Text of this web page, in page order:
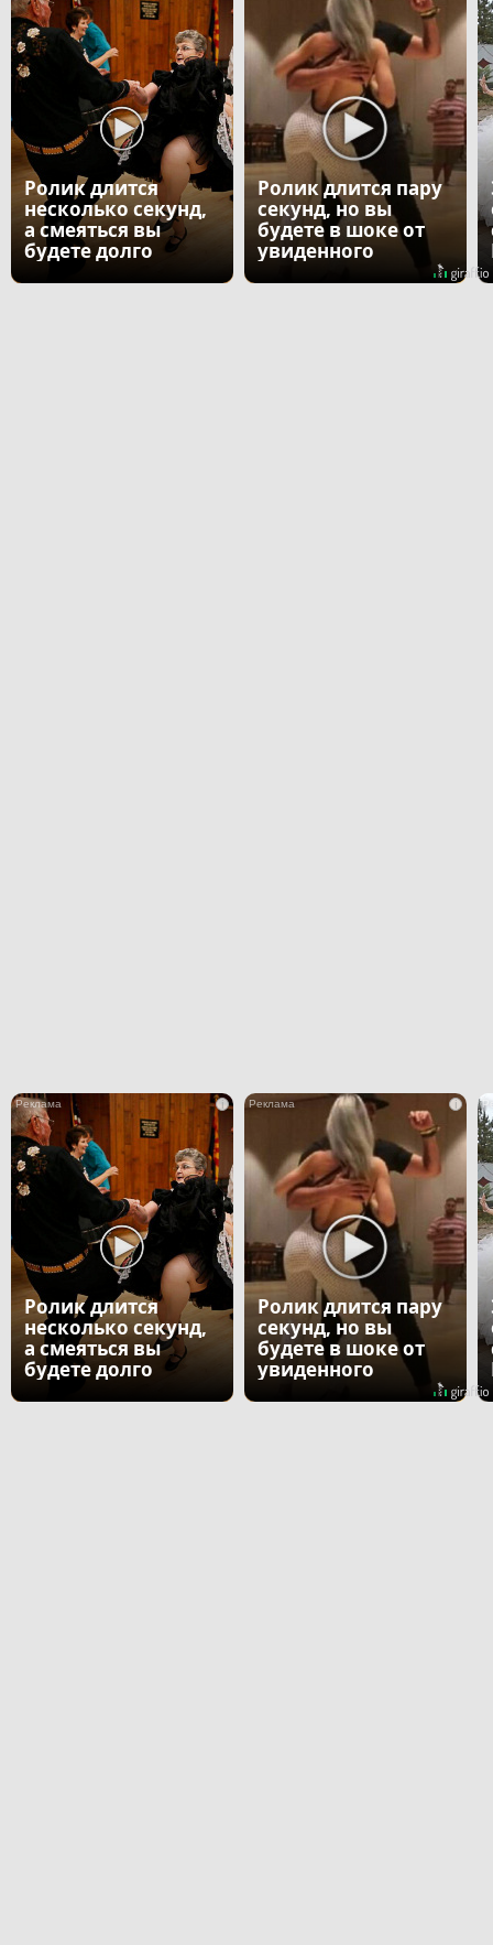
Ролик длится
несколько секунд,
а смеяться вы
будете долго
Ролик длится пару
секунд, но вы
будете в шоке от
увиденного
i
Ролик длится
несколько секунд,
а смеяться вы
будете долго
i
Ролик длится пару
секунд, но вы
будете в шоке от
увиденного